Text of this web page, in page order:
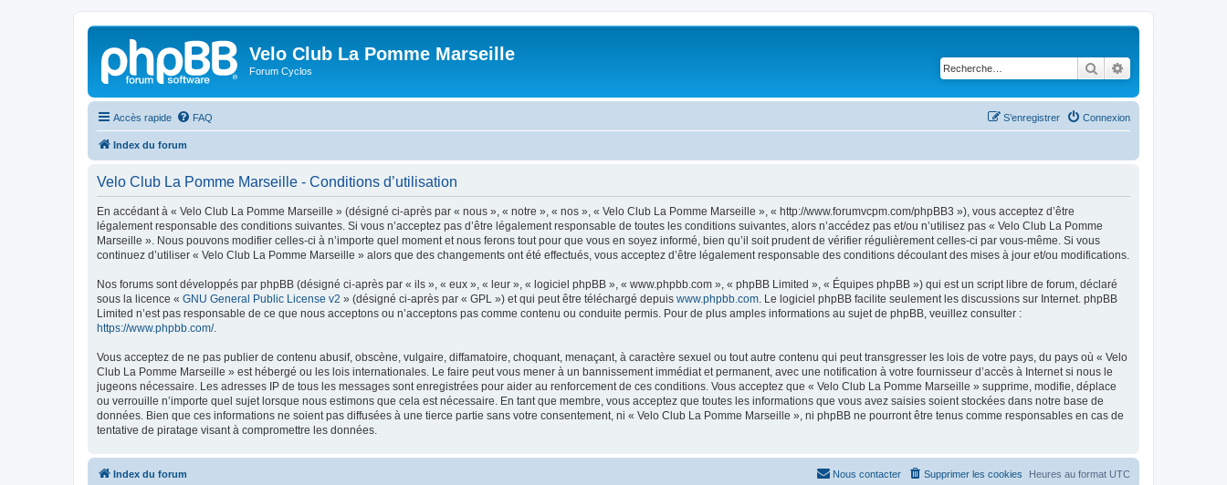
Velo Club La Pomme Marseille
Forum Cyclos Rechercher
Accès rapide FAQ Connexion
S’enregistrer
Index du forum
Velo Club La Pomme Marseille - Conditions d’utilisation
En accédant à « Velo Club La Pomme Marseille » (désigné ci-après par « nous », « notre », « nos », « Velo Club La Pomme Marseille », « http://www.forumvcpm.com/phpBB3 »), vous acceptez d’être
légalement responsable des conditions suivantes. Si vous n’acceptez pas d’être légalement responsable de toutes les conditions suivantes, alors n’accédez pas et/ou n’utilisez pas « Velo Club La Pomme
Marseille ». Nous pouvons modifier celles-ci à n’importe quel moment et nous ferons tout pour que vous en soyez informé, bien qu’il soit prudent de vérifier régulièrement celles-ci par vous-même. Si vous
continuez d’utiliser « Velo Club La Pomme Marseille » alors que des changements ont été effectués, vous acceptez d’être légalement responsable des conditions découlant des mises à jour et/ou modifications.
Nos forums sont développés par phpBB (désigné ci-après par « ils », « eux », « leur », « logiciel phpBB », « www.phpbb.com », « phpBB Limited », « Équipes phpBB ») qui est un script libre de forum, déclaré
sous la licence « GNU General Public License v2 » (désigné ci-après par « GPL ») et qui peut être téléchargé depuis www.phpbb.com . Le logiciel phpBB facilite seulement les discussions sur Internet. phpBB
Limited n’est pas responsable de ce que nous acceptons ou n’acceptons pas comme contenu ou conduite permis. Pour de plus amples informations au sujet de phpBB, veuillez consulter :
https://www.phpbb.com/.
Vous acceptez de ne pas publier de contenu abusif, obscène, vulgaire, diffamatoire, choquant, menaçant, à caractère sexuel ou tout autre contenu qui peut transgresser les lois de votre pays, du pays où « Velo
Club La Pomme Marseille » est hébergé ou les lois internationales. Le faire peut vous mener à un bannissement immédiat et permanent, avec une notification à votre fournisseur d’accès à Internet si nous le
jugeons nécessaire. Les adresses IP de tous les messages sont enregistrées pour aider au renforcement de ces conditions. Vous acceptez que « Velo Club La Pomme Marseille » supprime, modifie, déplace
ou verrouille n’importe quel sujet lorsque nous estimons que cela est nécessaire. En tant que membre, vous acceptez que toutes les informations que vous avez saisies soient stockées dans notre base de
données. Bien que ces informations ne soient pas diffusées à une tierce partie sans votre consentement, ni « Velo Club La Pomme Marseille », ni phpBB ne pourront être tenus comme responsables en cas de
tentative de piratage visant à compromettre les données.
Index du forum Heures au format UTC
Supprimer les cookies
Nous contacter